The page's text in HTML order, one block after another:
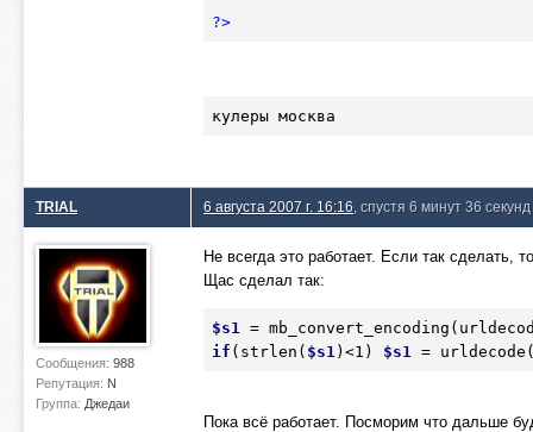
?>
кулеры москва
TRIAL
Сообщения: 988
Репутация: N
Группа: Джедаи
6 августа 2007 г. 16:16 , спустя 6 минут 36 секунд
Не всегда это работает. Если так сделать,
Щас сделал так:
$s1 =
if (strlen( $s1 )<1) $s1 =
Пока всё работает. Посморим что дальше